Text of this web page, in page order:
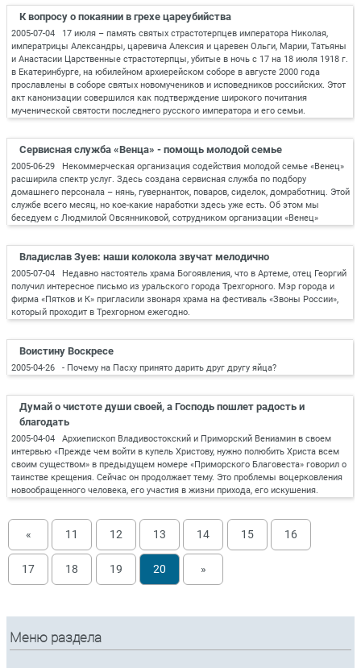
К вопросу о покаянии в грехе цареубийства
2005-07-04 17 июля – память святых страстотерпцев императора Николая,
императрицы Александры, царевича Алексия и царевен Ольги, Марии, Татьяны
и Анастасии Царственные страстотерпцы, убитые в ночь с 17 на 18 июля 1918 г.
в Екатеринбурге, на юбилейном архиерейском соборе в августе 2000 года
прославлены в соборе святых новомучеников и исповедников российских. Этот
акт канонизации совершился как подтверждение широкого почитания
мученической святости последнего русского императора и его семьи.
Сервисная служба «Венца» - помощь молодой семье
2005-06-29 Некоммерческая организация содействия молодой семье «Венец»
расширила спектр услуг. Здесь создана сервисная служба по подбору
домашнего персонала – нянь, гувернанток, поваров, сиделок, домработниц. Этой
службе всего месяц, но кое-какие наработки здесь уже есть. Об этом мы
беседуем с Людмилой Овсянниковой, сотрудником организации «Венец»
Владислав Зуев: наши колокола звучат мелодично
2005-07-04 Недавно настоятель храма Богоявления, что в Артеме, отец Георгий
получил интересное письмо из уральского города Трехгорного. Мэр города и
фирма «Пятков и К» пригласили звонаря храма на фестиваль «Звоны России»,
который проходит в Трехгорном ежегодно.
Воистину Воскресе
2005-04-26 - Почему на Пасху принято дарить друг другу яйца?
Думай о чистоте души своей, а Господь пошлет радость и
благодать
2005-04-04 Архиепископ Владивостокский и Приморский Вениамин в своем
интервью «Прежде чем войти в купель Христову, нужно полюбить Христа всем
своим существом» в предыдущем номере «Приморского Благовеста» говорил о
таинстве крещения. Сейчас он продолжает тему. Это проблемы воцерковления
новообращенного человека, его участия в жизни прихода, его искушения.
« 11 12 13 14 15 16
17 18 19 20 »
Меню раздела